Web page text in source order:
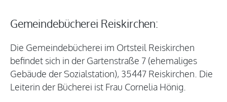
Gemeindebücherei Reiskirchen:
Die Gemeindebücherei im Ortsteil Reiskirchen
befindet sich in der Gartenstraße 7 (ehemaliges
Gebäude der Sozialstation), 35447 Reiskirchen. Die
Leiterin der Bücherei ist Frau Cornelia Hönig.